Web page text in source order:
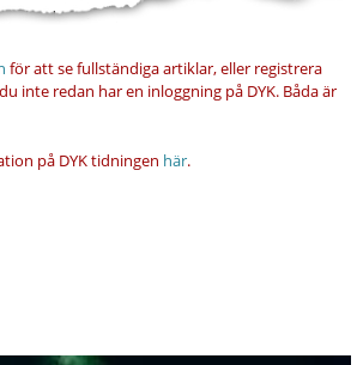
som...
för att se fullständiga artiklar, eller registrera
inte redan har en inloggning på DYK. Båda är
på DYK tidningen här.